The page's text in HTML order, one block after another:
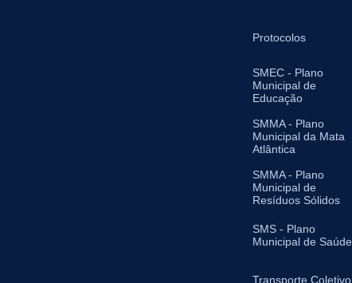
Protocolos
SMEC - Plano
Municipal de
Educação
SMMA - Plano
Municipal da Mata
Atlântica
SMMA - Plano
Municipal de
Resíduos Sólidos
SMS - Plano
Municipal de Saúde
Transporte Coletivo